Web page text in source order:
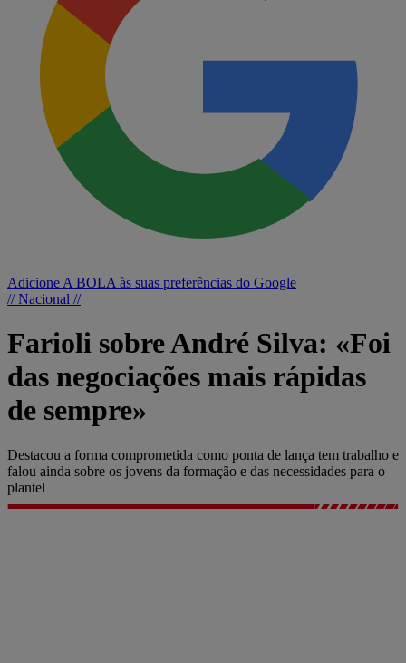
Adicione A BOLA às suas preferências do Google
// Nacional //
Farioli sobre André Silva: «Foi
das negociações mais rápidas
de sempre»
Destacou a forma comprometida como ponta de lança tem trabalho e
falou ainda sobre os jovens da formação e das necessidades para o
plantel